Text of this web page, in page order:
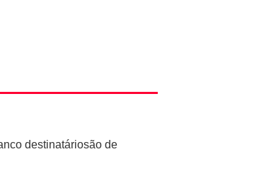
destinatáriosão de